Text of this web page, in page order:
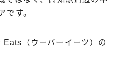
です。
（ウーバーイーツ）の